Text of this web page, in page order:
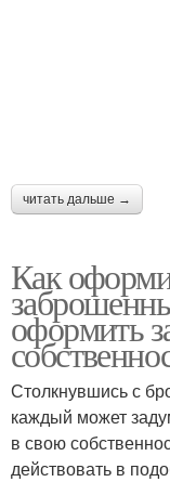
читать дальше →
Как
оформить
Столкнувшись с
каждый может
в свою
действовать в